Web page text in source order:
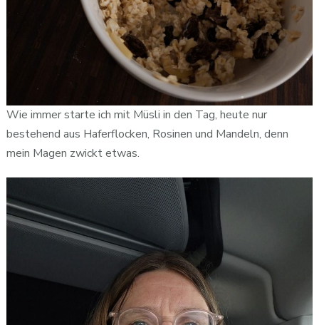
Wie immer starte ich mit Müsli in den Tag, heute nur
bestehend aus Haferflocken, Rosinen und Mandeln, denn
mein Magen zwickt etwas.